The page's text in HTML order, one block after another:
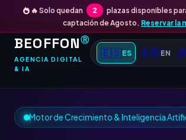
🔥 Solo quedan 2
plazas disponibles
captación de Agosto. Reservar la
BEOFFONⓇ
AGENCIA DIGITAL
& IA
🇪🇸ES 🇬🇧EN
Motor de Crecimiento & Inteligencia